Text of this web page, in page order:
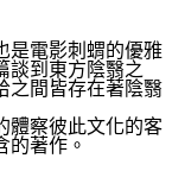
是電影刺蝟的優雅
談到東方陰翳之
之間皆存在著陰翳
體察彼此文化的客
的著作。